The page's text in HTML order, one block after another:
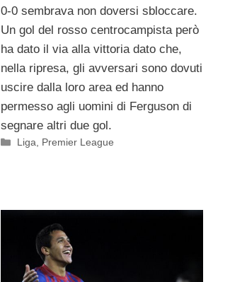
0-0 sembrava non doversi sbloccare.
Un gol del rosso centrocampista però
ha dato il via alla vittoria dato che,
nella ripresa, gli avversari sono dovuti
uscire dalla loro area ed hanno
permesso agli uomini di Ferguson di
segnare altri due gol.
Categorie
Liga, Premier League